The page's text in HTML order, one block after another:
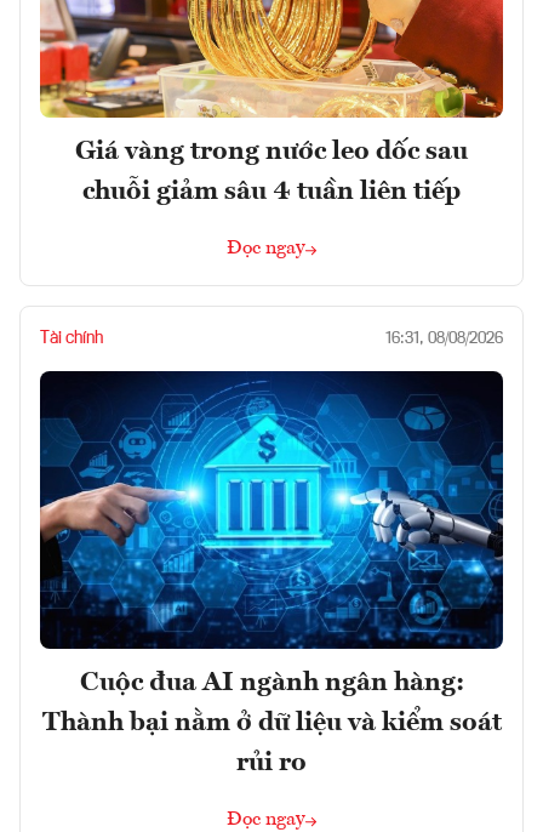
Giá vàng trong nước leo dốc sau
chuỗi giảm sâu 4 tuần liên tiếp
Đọc ngay
Tài chính 16:31, 08/08/2026
Cuộc đua AI ngành ngân hàng:
Thành bại nằm ở dữ liệu và kiểm soát
rủi ro
Đọc ngay